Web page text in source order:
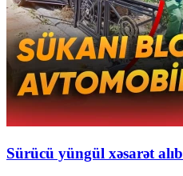
Sürücü yüngül xəsarət alıb